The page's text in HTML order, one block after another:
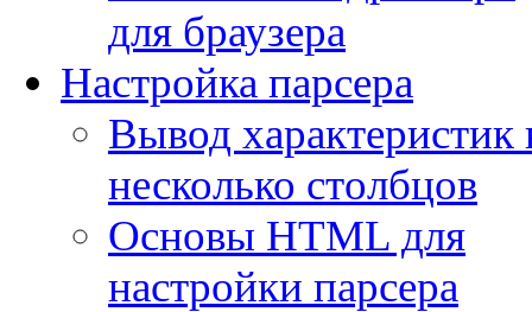
для браузера
Настройка парсера
Вывод характеристик
несколько столбцов
Основы HTML для
настройки парсера